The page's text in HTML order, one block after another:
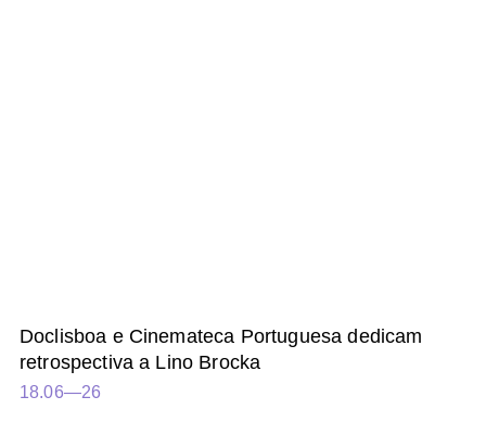
Doclisboa e Cinemateca Portuguesa dedicam
retrospectiva a Lino Brocka
18.06—26